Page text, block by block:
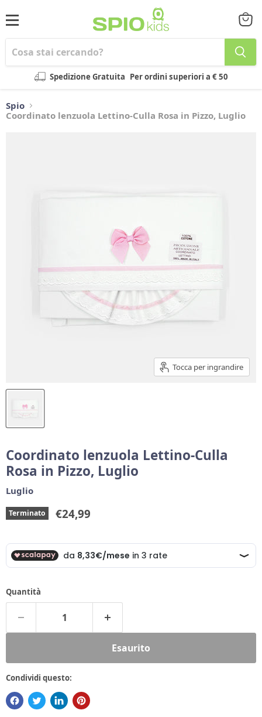
Menu
Spedizione Gratuita Per ordini superiori a € 50
il
Spio
Coordinato lenzuola Lettino-Culla Rosa in Pizzo, Luglio
Tocca per ingrandire
Coordinato lenzuola Lettino-Culla
Rosa in Pizzo, Luglio
Luglio
Terminato Prezzo corrente
€24,99
Quantità
Esaurito
Condividi questo: